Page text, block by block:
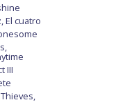
El cuatro
III